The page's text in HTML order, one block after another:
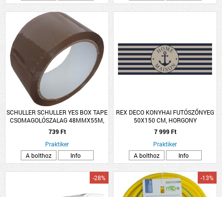
SCHULLER SCHULLER YES BOX TAPE
CSOMAGOLÓSZALAG 48MMX55M,
BARNA
739 Ft
Praktiker
A bolthoz
Info
REX DECO KONYHAI FUTÓSZŐNYEG
50X150 CM, HORGONY
7 999 Ft
Praktiker
A bolthoz
Info
-28% -13%